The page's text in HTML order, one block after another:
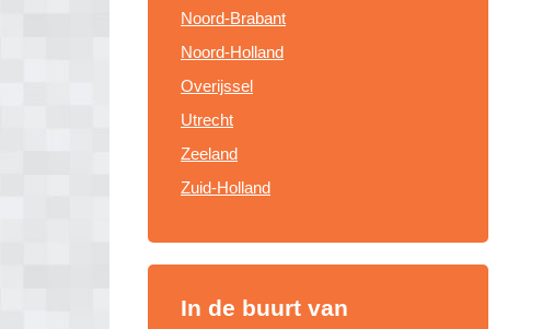
Noord-Brabant
Noord-Holland
Overijssel
Utrecht
Zeeland
Zuid-Holland
In de buurt van